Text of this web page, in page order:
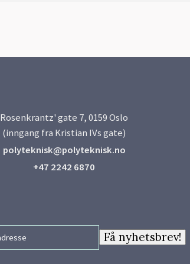
Rosenkrantz' gate 7, 0159 Oslo
(inngang fra Kristian IVs gate)
polyteknisk@polyteknisk.no
+47 2242 6870
Få nyhetsbrev!